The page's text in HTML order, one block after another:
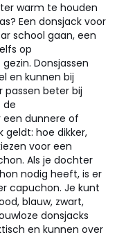
warm te houden
Een donsjack voor
school gaan, een
op
Donsjassen
en kunnen bij
passen beter bij
de
dunnere of
geldt: hoe dikker,
voor een
Als je dochter
nodig heeft, is er
capuchon. Je kunt
blauw, zwart,
donsjacks
en kunnen over